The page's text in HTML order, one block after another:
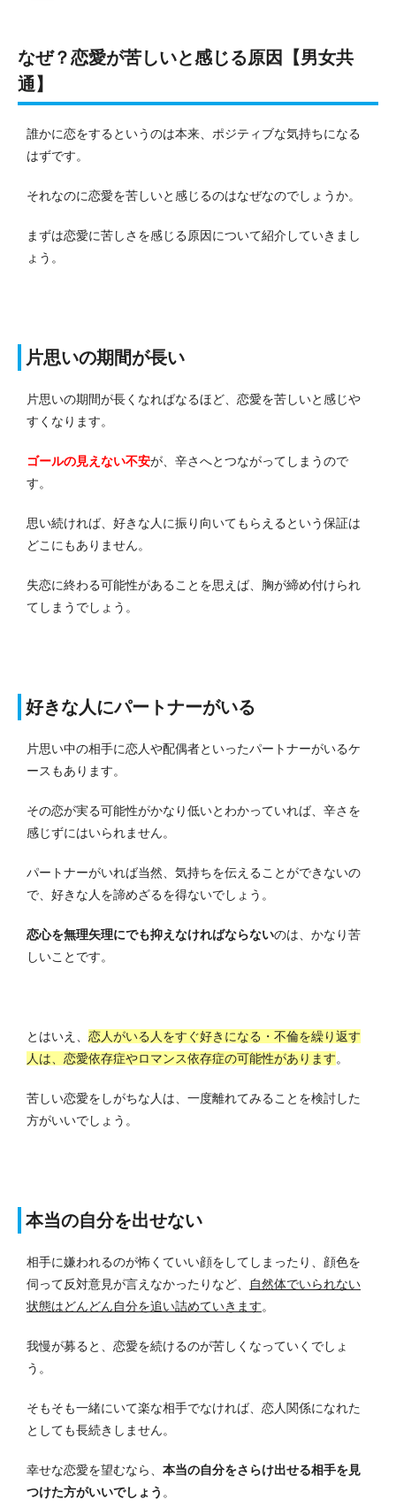
なぜ？恋愛が苦しいと感じる原因【男女共
通】
誰かに恋をするというのは本来、ポジティブな気持ちになる
はずです。
それなのに恋愛を苦しいと感じるのはなぜなのでしょうか。
まずは恋愛に苦しさを感じる原因について紹介していきまし
ょう。
片思いの期間が長い
片思いの期間が長くなればなるほど、恋愛を苦しいと感じや
すくなります。
ゴールの見えない不安が、辛さへとつながってしまうので
す。
思い続ければ、好きな人に振り向いてもらえるという保証は
どこにもありません。
失恋に終わる可能性があることを思えば、胸が締め付けられ
てしまうでしょう。
好きな人にパートナーがいる
片思い中の相手に恋人や配偶者といったパートナーがいるケ
ースもあります。
その恋が実る可能性がかなり低いとわかっていれば、辛さを
感じずにはいられません。
パートナーがいれば当然、気持ちを伝えることができないの
で、好きな人を諦めざるを得ないでしょう。
恋心を無理矢理にでも抑えなければならないのは、かなり苦
しいことです。
とはいえ、 恋人がいる人をすぐ好きになる・不倫を繰り返す
人は、恋愛依存症やロマンス依存症の可能性があります。
苦しい恋愛をしがちな人は、一度離れてみることを検討した
方がいいでしょう。
本当の自分を出せない
相手に嫌われるのが怖くていい顔をしてしまったり、顔色を
伺って反対意見が言えなかったりなど、
自然体でいられない
状態はどんどん自分を追い詰めていきます。
我慢が募ると、恋愛を続けるのが苦しくなっていくでしょ
う。
そもそも一緒にいて楽な相手でなければ、恋人関係になれた
としても長続きしません。
幸せな恋愛を望むなら、 本当の自分をさらけ出せる相手を見
つけた方がいいでしょう 。